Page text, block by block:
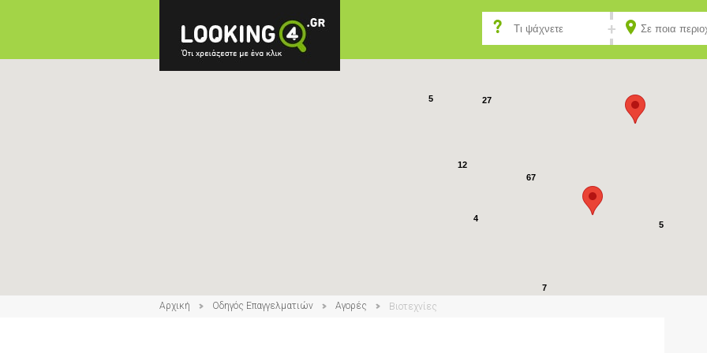
67
27
12
7
5
5
4
Αρχική Οδηγός Επαγγελματιών Αγορές Βιοτεχνίες